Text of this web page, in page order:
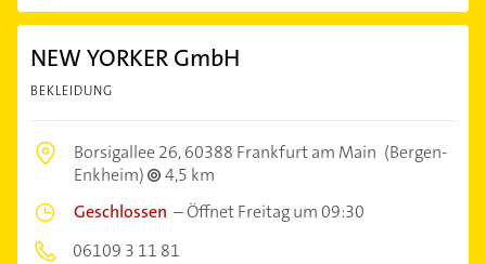
NEW YORKER GmbH
BEKLEIDUNG
Borsigallee 26,60388 Frankfurt am Main (Bergen-
Enkheim)
4,5 km
Geschlossen –Öffnet Freitag um 09:30
06109 3 11 81